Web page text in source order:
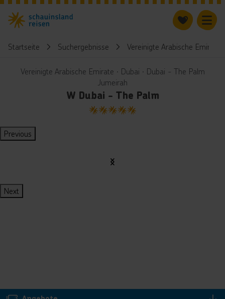
Startseite Suchergebnisse Vereinigte Arabische Emirate
Vereinigte Arabische Emirate ∙ Dubai ∙ Dubai - The Palm
Jumeirah
W Dubai - The Palm
5
Previous
Next